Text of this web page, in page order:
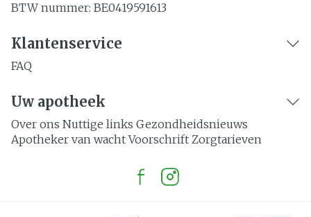
BTW nummer: BE0419591613
Klantenservice
FAQ
Uw apotheek
Over ons Nuttige links Gezondheidsnieuws
Apotheker van wacht Voorschrift Zorgtarieven